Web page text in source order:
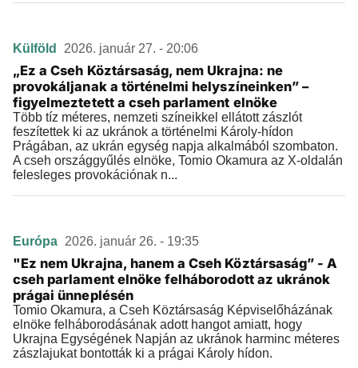
Külföld 2026. január 27. - 20:06
„Ez a Cseh Köztársaság, nem Ukrajna: ne
provokáljanak a történelmi helyszíneinken” –
figyelmeztetett a cseh parlament elnöke
Több tíz méteres, nemzeti színeikkel ellátott zászlót
feszítettek ki az ukránok a történelmi Károly-hídon
Prágában, az ukrán egység napja alkalmából szombaton.
A cseh országgyűlés elnöke, Tomio Okamura az X-oldalán
felesleges provokációnak n...
Európa 2026. január 26. - 19:35
"Ez nem Ukrajna, hanem a Cseh Köztársaság” - A
cseh parlament elnöke felháborodott az ukránok
prágai ünneplésén
Tomio Okamura, a Cseh Köztársaság Képviselőházának
elnöke felháborodásának adott hangot amiatt, hogy
Ukrajna Egységének Napján az ukránok harminc méteres
zászlajukat bontották ki a prágai Károly hídon.